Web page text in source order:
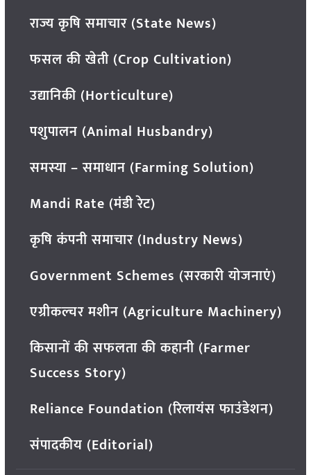
राज्य कृषि समाचार (State News)
फसल की खेती (Crop Cultivation)
उद्यानिकी (Horticulture)
पशुपालन (Animal Husbandry)
समस्या – समाधान (Farming Solution)
Mandi Rate (मंडी रेट)
कृषि कंपनी समाचार (Industry News)
Government Schemes (सरकारी योजनाएं)
एग्रीकल्चर मशीन (Agriculture Machinery)
किसानों की सफलता की कहानी (Farmer
Success Story)
Reliance Foundation (रिलायंस फाउंडेशन)
संपादकीय (Editorial)